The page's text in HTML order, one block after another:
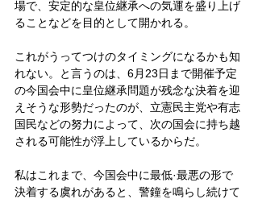
場で、安定的な皇位継承への気運を盛り上げ
ることなどを目的として開かれる。
これがうってつけのタイミングになるかも知
れない。と言うのは、6月23日まで開催予定
の今国会中に皇位継承問題が残念な決着を迎
えそうな形勢だったのが、立憲民主党や有志
国民などの努力によって、次の国会に持ち越
される可能性が浮上しているからだ。
私はこれまで、今国会中に最低·最悪の形で
決着する虞れがあると、警鐘を鳴らし続けて